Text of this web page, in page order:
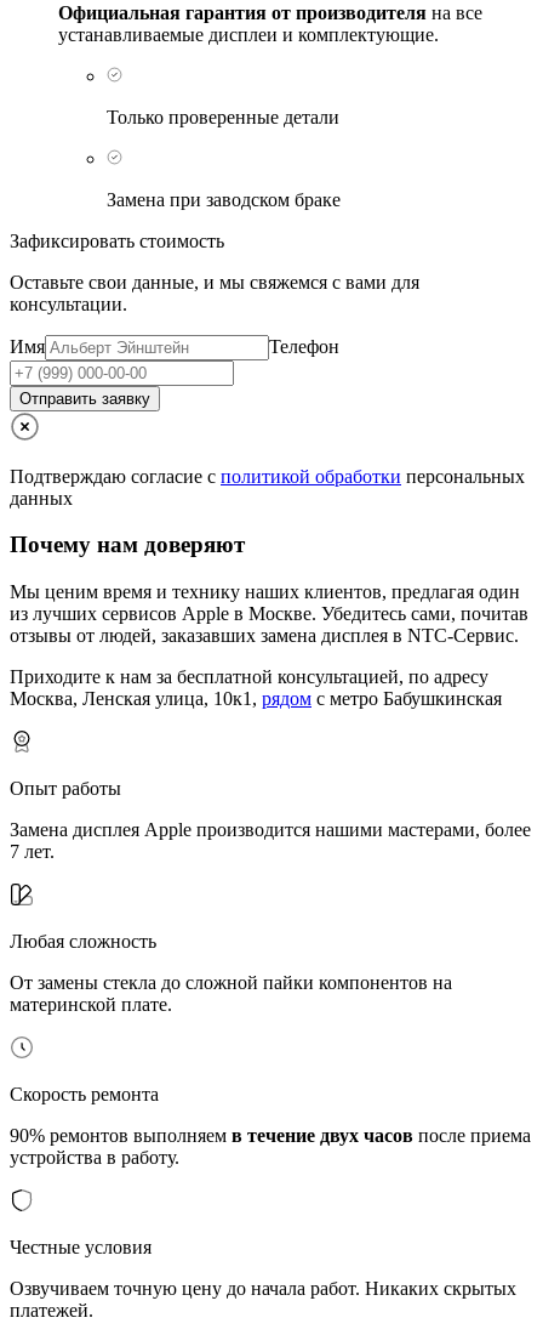
Официальная гарантия от производителя на все
устанавливаемые дисплеи и комплектующие.
Только проверенные детали
Замена при заводском браке
Зафиксировать стоимость
Оставьте свои данные, и мы свяжемся с вами для
консультации.
Имя Телефон
Отправить заявку
Подтверждаю согласие с политикой обработки персональных
данных
Почему нам доверяют
Мы ценим время и технику наших клиентов, предлагая один
из лучших сервисов Apple в Москве. Убедитесь сами, почитав
отзывы от людей, заказавших замена дисплея в NTC-Сервис.
Приходите к нам за бесплатной консультацией, по адресу
Москва, Ленская улица, 10к1, рядом с метро Бабушкинская
Опыт работы
Замена дисплея Apple производится нашими мастерами, более
7 лет.
Любая сложность
От замены стекла до сложной пайки компонентов на
материнской плате.
Скорость ремонта
90% ремонтов выполняем в течение двух часов после приема
устройства в работу.
Честные условия
Озвучиваем точную цену до начала работ. Никаких скрытых
платежей.